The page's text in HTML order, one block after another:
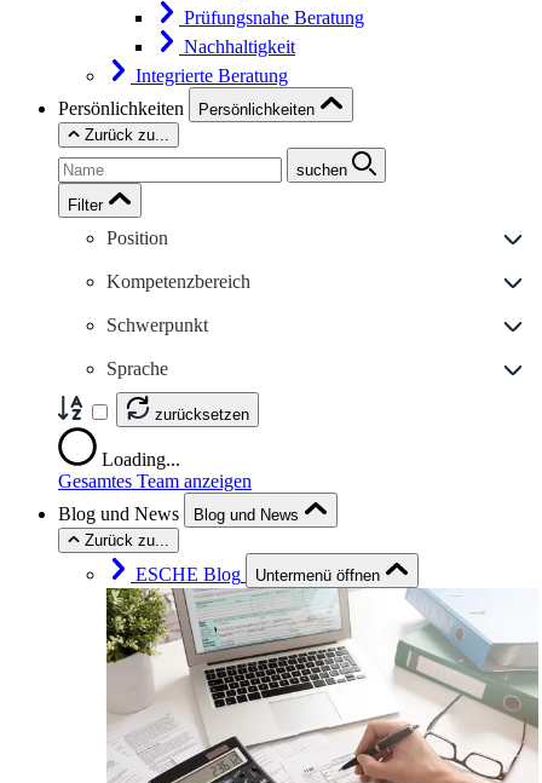
Prüfungsnahe Beratung
Nachhaltigkeit
Integrierte Beratung
Persönlichkeiten
Persönlichkeiten
Zurück zu...
suchen
Filter
Position
Kompetenzbereich
Schwerpunkt
Sprache
zurücksetzen
Loading...
Gesamtes Team anzeigen
Blog und News
Blog und News
Zurück zu...
ESCHE Blog Untermenü öffnen